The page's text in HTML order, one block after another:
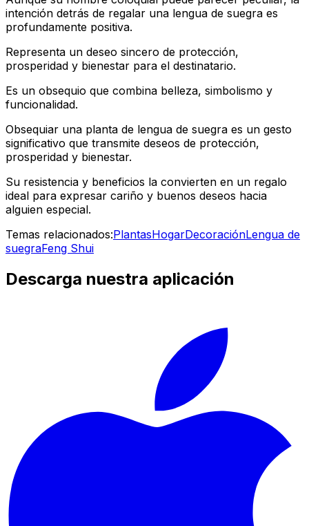
intención detrás de regalar una lengua de suegra es
profundamente positiva.
Representa un deseo sincero de protección,
prosperidad y bienestar para el destinatario.
Es un obsequio que combina belleza, simbolismo y
funcionalidad.
Obsequiar una planta de lengua de suegra es un gesto
significativo que transmite deseos de protección,
prosperidad y bienestar.
Su resistencia y beneficios la convierten en un regalo
ideal para expresar cariño y buenos deseos hacia
alguien especial.
Temas relacionados:PlantasHogarDecoraciónLengua de
suegraFeng Shui
Descarga nuestra aplicación